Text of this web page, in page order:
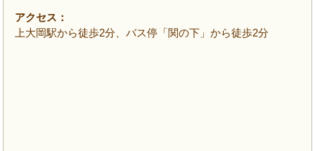
アクセス：
上大岡駅から徒歩2分、バス停「関の下」から徒歩2分